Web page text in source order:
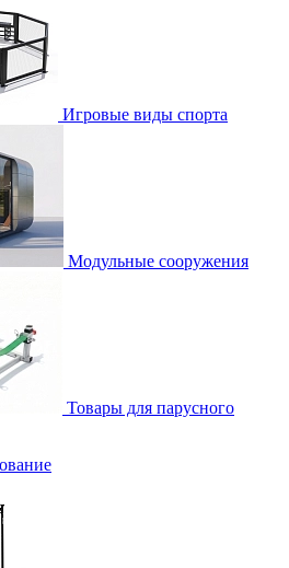
Игровые виды спорта
Модульные сооружения
Товары для парусного